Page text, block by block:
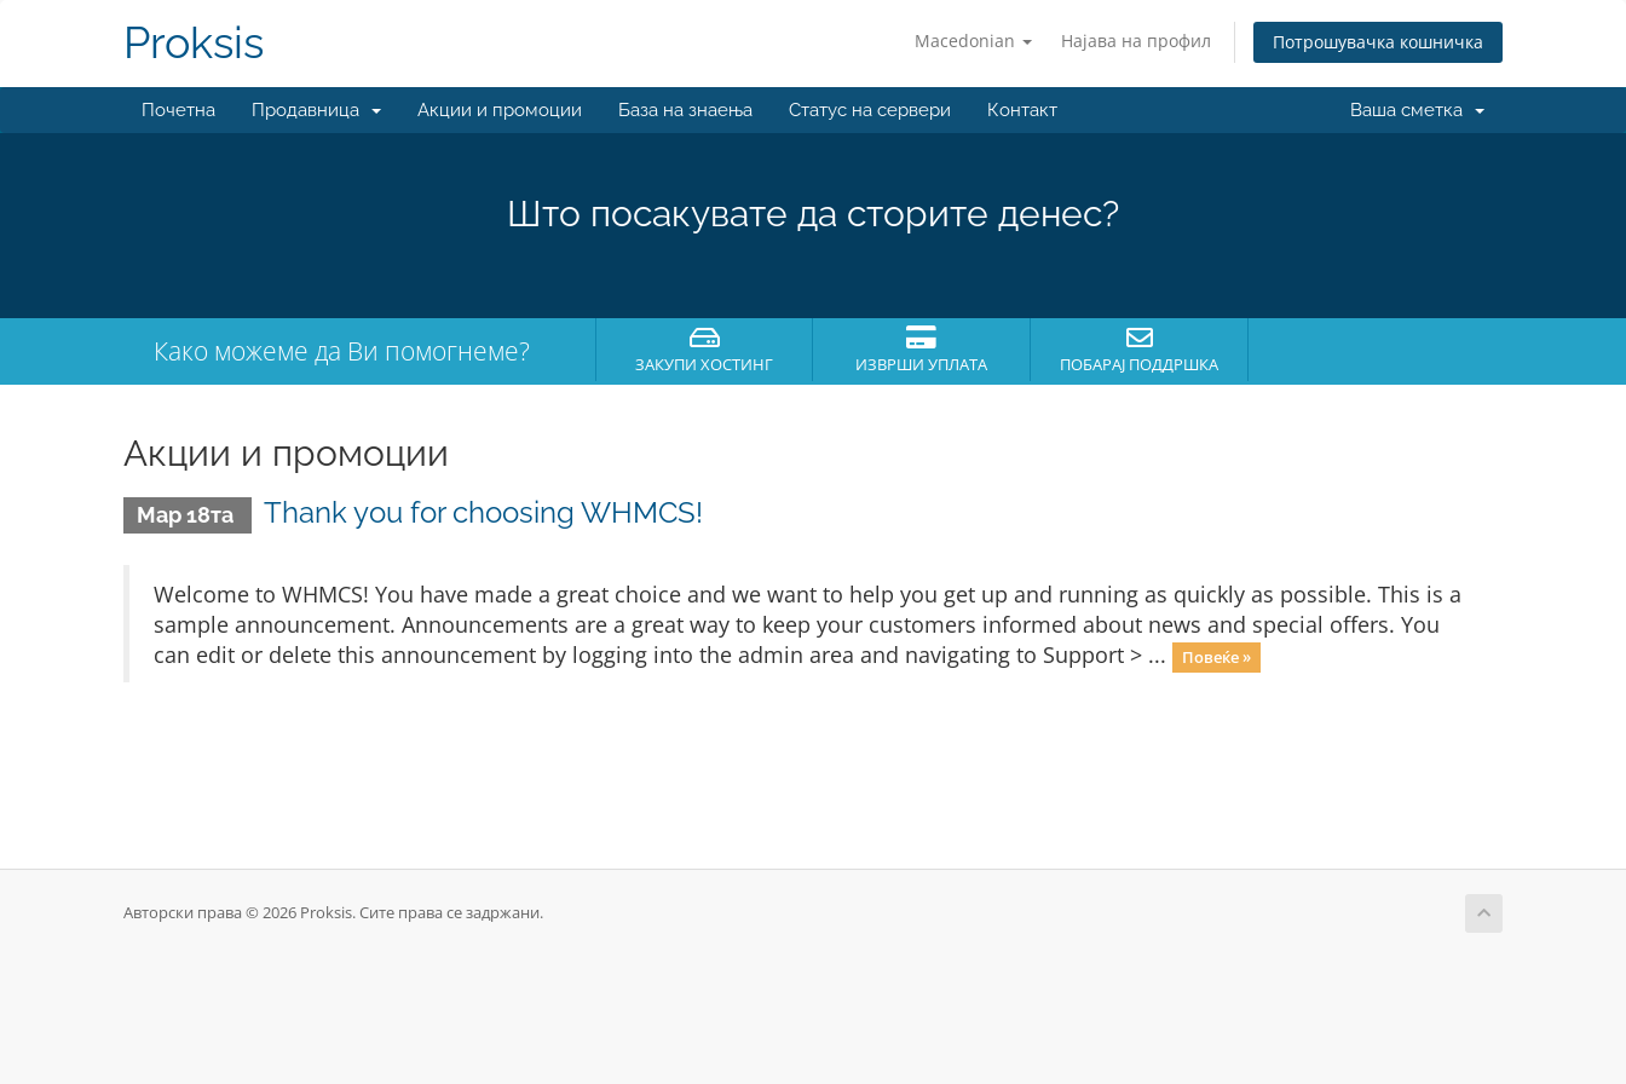
Macedonian Најава на профил Потрошувачка кошничка
Proksis
Почетна Продавница Акции и промоции База на знаења Статус на сервери Контакт Ваша сметка
Што посакувате да сторите денес?
Како можеме да Ви помогнеме? ЗАКУПИ ХОСТИНГ ИЗВРШИ УПЛАТА ПОБАРАЈ ПОДДРШКА
Акции и промоции
Мар 18та Thank you for choosing WHMCS!
Welcome to WHMCS! You have made a great choice and we want to help you get up and running as quickly as possible. This is a
sample announcement. Announcements are a great way to keep your customers informed about news and special offers. You
can edit or delete this announcement by logging into the admin area and navigating to Support > ...
Повеќе »
Авторски права © 2026 Proksis. Сите права се задржани.